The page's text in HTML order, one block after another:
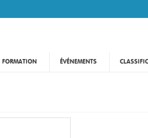
FORMATION ÉVÉNEMENTS